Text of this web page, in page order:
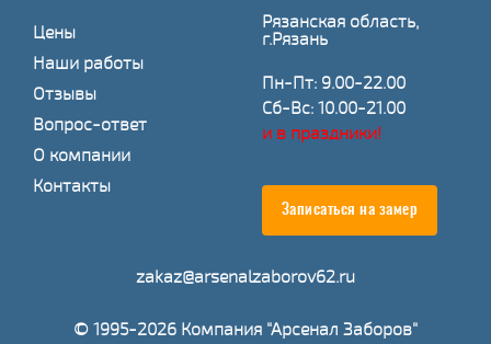
Цены
Наши работы
Отзывы
Вопрос-ответ
О компании
Контакты
Рязанская область,
г.Рязань
Пн-Пт: 9.00-22.00
Сб-Вс: 10.00-21.00
и в праздники!
Записаться на замер
zakaz@arsenalzaborov62.ru
© 1995-2026 Компания "Арсенал Заборов"